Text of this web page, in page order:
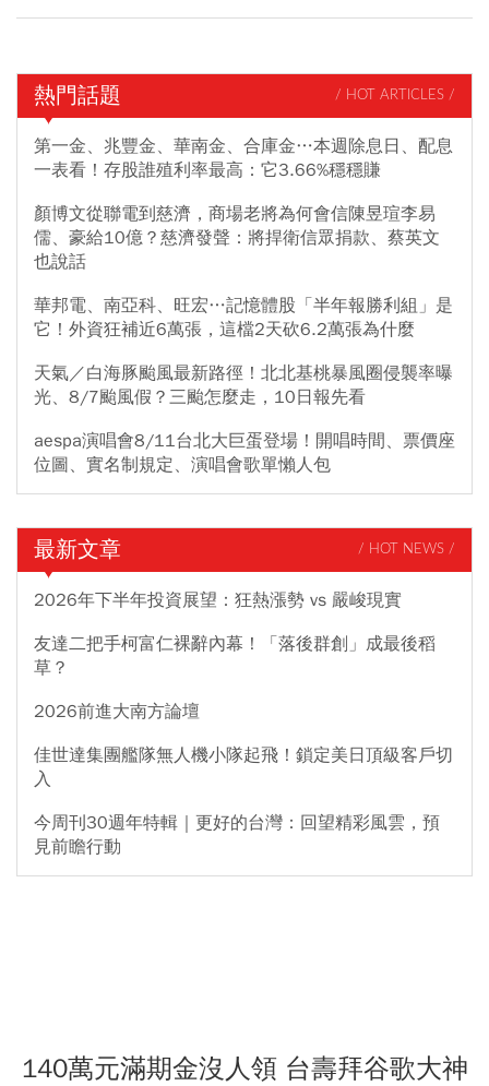
熱門話題 / HOT ARTICLES /
第一金、兆豐金、華南金、合庫金…本週除息日、配息
一表看！存股誰殖利率最高：它3.66%穩穩賺
顏博文從聯電到慈濟，商場老將為何會信陳昱瑄李易
儒、豪給10億？慈濟發聲：將捍衛信眾捐款、蔡英文
也說話
華邦電、南亞科、旺宏…記憶體股「半年報勝利組」是
它！外資狂補近6萬張，這檔2天砍6.2萬張為什麼
天氣／白海豚颱風最新路徑！北北基桃暴風圈侵襲率曝
光、8/7颱風假？三颱怎麼走，10日報先看
aespa演唱會8/11台北大巨蛋登場！開唱時間、票價座
位圖、實名制規定、演唱會歌單懶人包
最新文章 / HOT NEWS /
2026年下半年投資展望：狂熱漲勢 vs 嚴峻現實
友達二把手柯富仁裸辭內幕！「落後群創」成最後稻
草？
2026前進大南方論壇
佳世達集團艦隊無人機小隊起飛！鎖定美日頂級客戶切
入
今周刊30週年特輯｜更好的台灣：回望精彩風雲，預
見前瞻行動
140萬元滿期金沒人領 台壽拜谷歌大神